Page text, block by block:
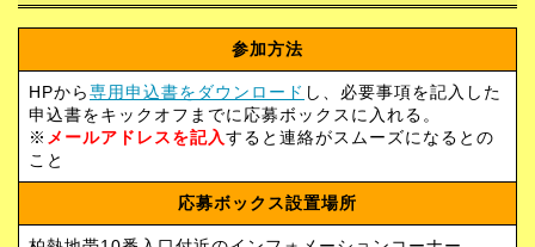
参加方法
HPから専用申込書をダウンロード し、必要事項を記入した
申込書をキックオフまでに応募ボックスに入れる。
※ メールアドレスを記入すると連絡がスムーズになるとの
こと
応募ボックス設置場所